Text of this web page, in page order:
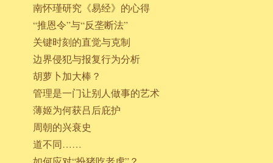
南怀瑾研究《易经》的心得
“推恩令”与“反垄断法”
关键时刻的直觉与克制
边界侵犯与报复行为分析
胡萝卜加大棒？
管理是一门让别人做事的艺术
薄姬为何获吕后庇护
周朝的兴衰史
道不同……